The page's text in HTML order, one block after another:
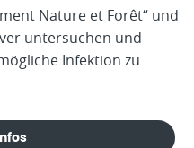
Nature et Forêt“ und
untersuchen und
Infektion zu